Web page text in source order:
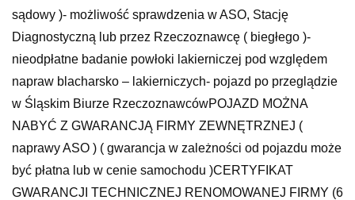
sądowy )- możliwość sprawdzenia w ASO, Stację
Diagnostyczną lub przez Rzeczoznawcę ( biegłego )-
nieodpłatne badanie powłoki lakierniczej pod względem
napraw blacharsko – lakierniczych- pojazd po przeglądzie
w Śląskim Biurze RzeczoznawcówPOJAZD MOŻNA
NABYĆ Z GWARANCJĄ FIRMY ZEWNĘTRZNEJ (
naprawy ASO ) ( gwarancja w zależności od pojazdu może
być płatna lub w cenie samochodu )CERTYFIKAT
GWARANCJI TECHNICZNEJ RENOMOWANEJ FIRMY (6